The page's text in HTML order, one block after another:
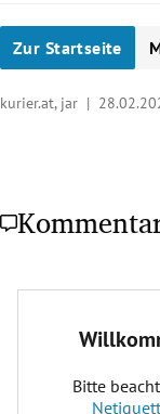
Zur Startseite
kurier.at, jar |